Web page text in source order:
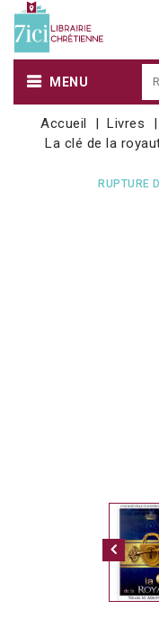
MENU
Accueil Livres
La clé de la
RUPTURE